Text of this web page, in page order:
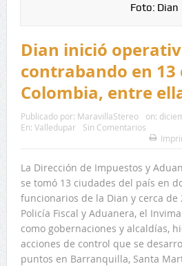
Foto: Dian
Dian inició
contrabando en 13
Colombia, entre
Publicado por: MaravillaStereo on:
En: Valledupar
Sin Comentarios
La Dirección de Impuestos y
se tomó 13 ciudades del país en
funcionarios de la Dian y cerca
Policía Fiscal y Aduanera, el
como gobernaciones y alcaldías,
acciones de control que se
puntos en Barranquilla, Santa